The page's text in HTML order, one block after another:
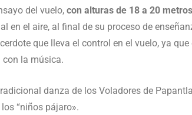
del vuelo, con alturas de 18 a 20 metros
en el aire, al final de su proceso de
que lleva el control en el vuelo, ya que
con la música.
danza de los Voladores de
“niños pájaro».